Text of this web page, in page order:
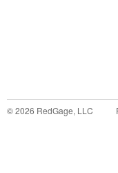
©2026 RedGage, LLC